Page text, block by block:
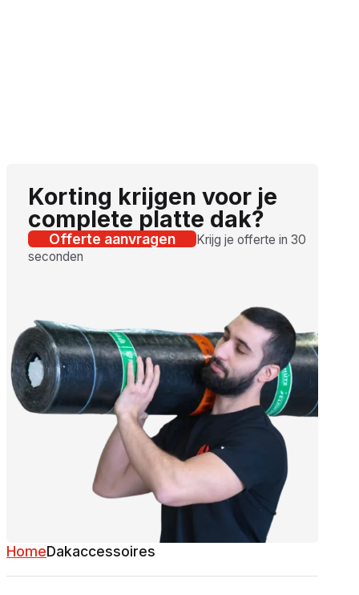
Korting krijgen voor je
complete platte dak?
Offerte aanvragen
Krijg je offerte in 30
seconden
HomeDakaccessoires